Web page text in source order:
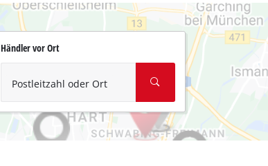
Händler vor Ort
Postleitzahl oder Ort